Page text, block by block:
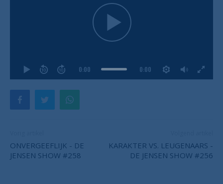
0:00 0:00
ONVERGEEFLIJK - DE
JENSEN SHOW #258
KARAKTER VS. LEUGENAARS -
DE JENSEN SHOW #256